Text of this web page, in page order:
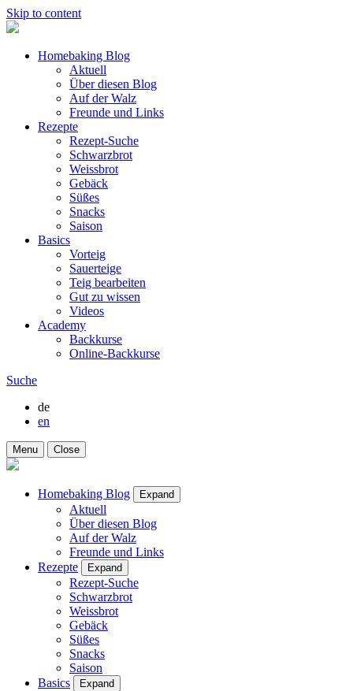
Skip to content
Homebaking Blog
Aktuell
Über diesen Blog
Auf der Walz
Freunde und Links
Rezepte
Rezept-Suche
Schwarzbrot
Weissbrot
Gebäck
Süßes
Snacks
Saison
Basics
Vorteig
Sauerteige
Teig bearbeiten
Gut zu wissen
Videos
Academy
Backkurse
Online-Backkurse
Suche
de
en
Menu Close
Homebaking Blog Expand
Aktuell
Über diesen Blog
Auf der Walz
Freunde und Links
Rezepte
Expand
Rezept-Suche
Schwarzbrot
Weissbrot
Gebäck
Süßes
Snacks
Saison
Basics
Expand